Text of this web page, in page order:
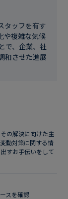
タッフを有す
や複雑な気候
で、企業、社
和させた進展
の解決に向けた主
動対策に関する情
すお手伝いをして
スを確認